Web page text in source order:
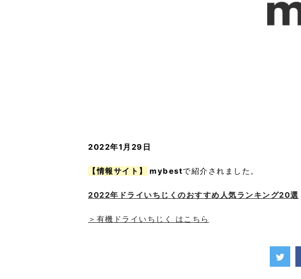
2022年1月29日
【情報サイト】 mybestで紹介されました。
2022年ドライいちじくのおすすめ人気ランキング20選
＞有機ドライいちじく はこちら